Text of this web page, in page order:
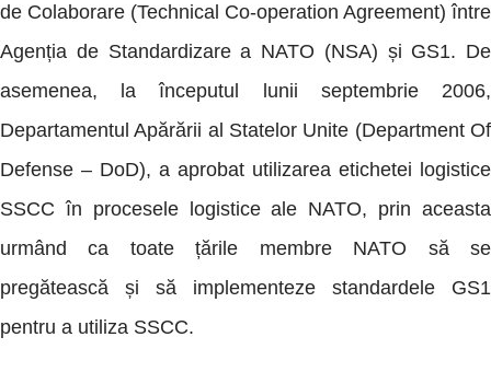
de Colaborare (Technical Co-operation Agreement) între
Agenția de Standardizare a NATO (NSA) și GS1. De
asemenea, la începutul lunii septembrie 2006,
Departamentul Apărării al Statelor Unite (Department Of
Defense – DoD), a aprobat utilizarea etichetei logistice
SSCC în procesele logistice ale NATO, prin aceasta
urmând ca toate țările membre NATO să se
pregătească și să implementeze standardele GS1
pentru a utiliza SSCC.